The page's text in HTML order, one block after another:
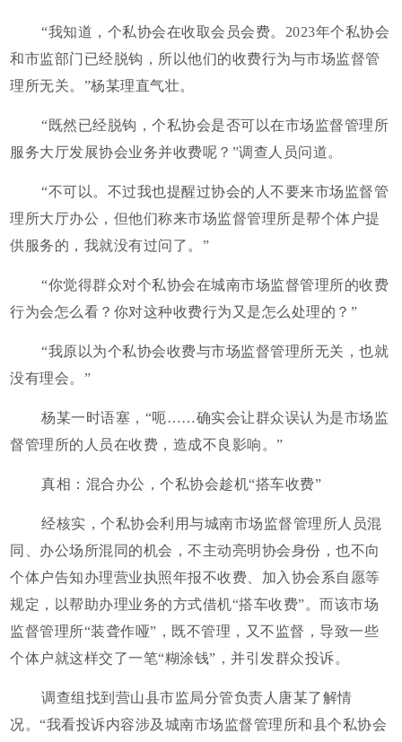
“我知道，个私协会在收取会员会费。2023年个私协会
和市监部门已经脱钩，所以他们的收费行为与市场监督管
理所无关。”杨某理直气壮。
“既然已经脱钩，个私协会是否可以在市场监督管理所
服务大厅发展协会业务并收费呢？”调查人员问道。
“不可以。不过我也提醒过协会的人不要来市场监督管
理所大厅办公，但他们称来市场监督管理所是帮个体户提
供服务的，我就没有过问了。”
“你觉得群众对个私协会在城南市场监督管理所的收费
行为会怎么看？你对这种收费行为又是怎么处理的？”
“我原以为个私协会收费与市场监督管理所无关，也就
没有理会。”
杨某一时语塞，“呃……确实会让群众误认为是市场监
督管理所的人员在收费，造成不良影响。”
真相：混合办公，个私协会趁机“搭车收费”
经核实，个私协会利用与城南市场监督管理所人员混
同、办公场所混同的机会，不主动亮明协会身份，也不向
个体户告知办理营业执照年报不收费、加入协会系自愿等
规定，以帮助办理业务的方式借机“搭车收费”。而该市场
监督管理所“装聋作哑”，既不管理，又不监督，导致一些
个体户就这样交了一笔“糊涂钱”，并引发群众投诉。
调查组找到营山县市监局分管负责人唐某了解情
况。“我看投诉内容涉及城南市场监督管理所和县个私协会